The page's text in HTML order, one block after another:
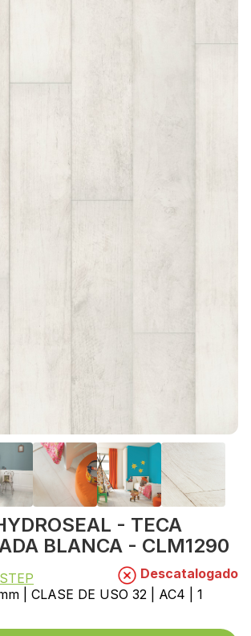
- TECA
BLANCA - CLM1290
Descatalogado
| CLASE DE USO 32 | AC4 | 1